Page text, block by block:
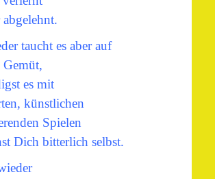
taucht es aber auf
es mit
künstlichen
Spielen
Dich bitterlich selbst.